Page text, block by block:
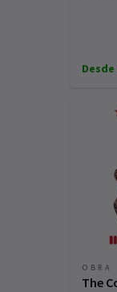
Desde
OBRA
The